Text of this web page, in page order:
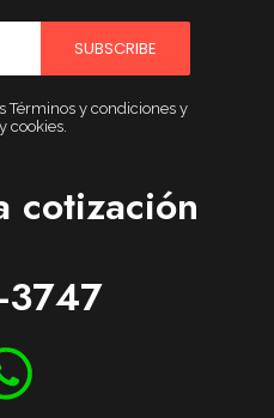
SUBSCRIBE
Términos y condiciones y
cookies.
cotización